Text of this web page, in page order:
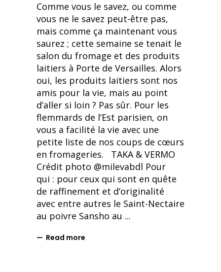
Comme vous le savez, ou comme
vous ne le savez peut-être pas,
mais comme ça maintenant vous
saurez ; cette semaine se tenait le
salon du fromage et des produits
laitiers à Porte de Versailles. Alors
oui, les produits laitiers sont nos
amis pour la vie, mais au point
d’aller si loin ? Pas sûr. Pour les
flemmards de l’Est parisien, on
vous a facilité la vie avec une
petite liste de nos coups de cœurs
en fromageries. TAKA & VERMO
Crédit photo @milevabdl Pour
qui : pour ceux qui sont en quête
de raffinement et d’originalité
avec entre autres le Saint-Nectaire
au poivre Sansho au
Read more